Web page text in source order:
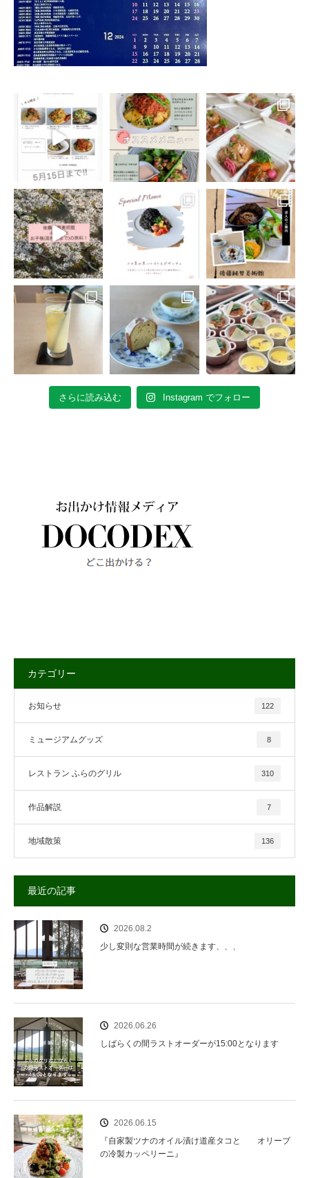
さらに読み込む Instagram でフォロー
カテゴリー
お知らせ 122
ミュージアムグッズ 8
レストラン ふらのグリル 310
作品解説 7
地域散策 136
最近の記事
2026.08.2
少し変則な営業時間が続きます、、、
2026.06.26
しばらくの間ラストオーダーが15:00となります
2026.06.15
『自家製ツナのオイル漬け道産タコと オリーブ
の冷製カッペリーニ』